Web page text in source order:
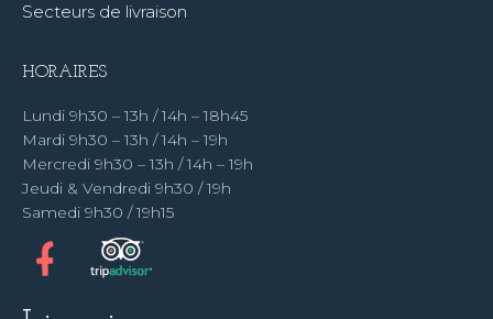
Secteurs de livraison
HORAIRES
Lundi 9h30 – 13h / 14h – 18h45
Mardi 9h30 – 13h / 14h – 19h
Mercredi 9h30 – 13h / 14h – 19h
Jeudi & Vendredi 9h30 / 19h
Samedi 9h30 / 19h15